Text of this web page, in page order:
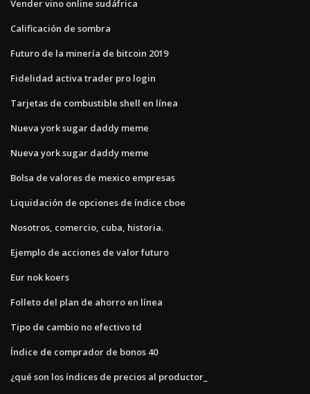
Vender vino online sudáfrica
Calificación de sombra
Futuro de la minería de bitcoin 2019
Fidelidad activa trader pro login
Tarjetas de combustible shell en línea
Nueva york sugar daddy meme
Nueva york sugar daddy meme
Bolsa de valores de mexico empresas
Liquidación de opciones de índice cboe
Nosotros, comercio, cuba, historia.
Ejemplo de acciones de valor futuro
Eur nok koers
Folleto del plan de ahorro en línea
Tipo de cambio no efectivo td
Índice de comprador de bonos 40
¿qué son los índices de precios al productor_